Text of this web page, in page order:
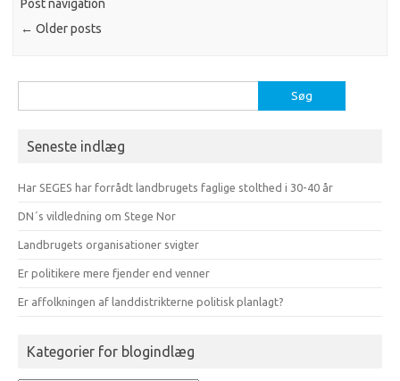
Post navigation
← Older posts
efter:
Seneste indlæg
Har SEGES har forrådt landbrugets faglige stolthed i 30-40 år
DN´s vildledning om Stege Nor
Landbrugets organisationer svigter
Er politikere mere fjender end venner
Er affolkningen af landdistrikterne politisk planlagt?
Kategorier for blogindlæg